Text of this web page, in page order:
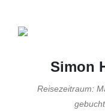
Simon
Reisezeitraum: